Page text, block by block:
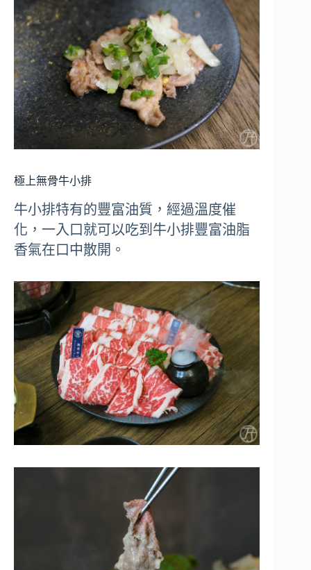
極上無骨牛小排
牛小排特有的豐富油質，經過溫度催
化，一入口就可以吃到牛小排豐富油脂
香氣在口中散開。